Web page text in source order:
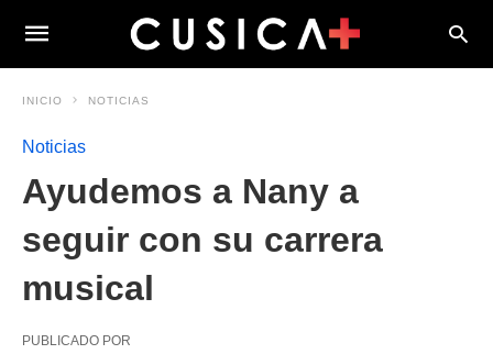
INICIO NOTICIAS
Noticias
Ayudemos a Nany a
seguir con su carrera
musical
PUBLICADO POR